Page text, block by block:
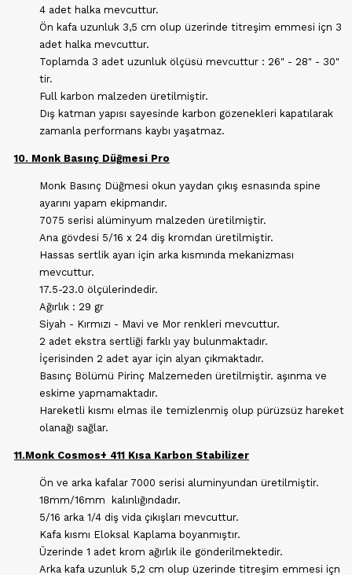
4 adet halka mevcuttur.
Ön kafa uzunluk 3,5 cm olup üzerinde titreşim emmesi içn 3
adet halka mevcuttur.
Toplamda 3 adet uzunluk ölçüsü mevcuttur : 26" - 28" - 30"
tir.
Full karbon malzeden üretilmiştir.
Dış katman yapısı sayesinde karbon gözenekleri kapatılarak
zamanla performans kaybı yaşatmaz.
10. Monk Basınç Düğmesi Pro
Monk Basınç Düğmesi okun yaydan çıkış esnasında spine
ayarını yapam ekipmandır.
7075 serisi alüminyum malzeden üretilmiştir.
Ana gövdesi 5/16 x 24 diş kromdan üretilmiştir.
Hassas sertlik ayarı için arka kısmında mekanizması
mevcuttur.
17.5-23.0 ölçülerindedir.
Ağırlık : 29 gr
Siyah - Kırmızı - Mavi ve Mor renkleri mevcuttur.
2 adet ekstra sertliği farklı yay bulunmaktadır.
İçerisinden 2 adet ayar için alyan çıkmaktadır.
Basınç Bölümü Pirinç Malzemeden üretilmiştir. aşınma ve
eskime yapmamaktadır.
Hareketli kısmı elmas ile temizlenmiş olup pürüzsüz hareket
olanağı sağlar.
11.Monk Cosmos+ 411 Kısa Karbon Stabilizer
Ön ve arka kafalar 7000 serisi aluminyundan üretilmiştir.
18mm/16mm kalınlığındadır.
5/16 arka 1/4 diş vida çıkışları mevcuttur.
Kafa kısmı Eloksal Kaplama boyanmıştır.
Üzerinde 1 adet krom ağırlık ile gönderilmektedir.
Arka kafa uzunluk 5,2 cm olup üzerinde titreşim emmesi içn